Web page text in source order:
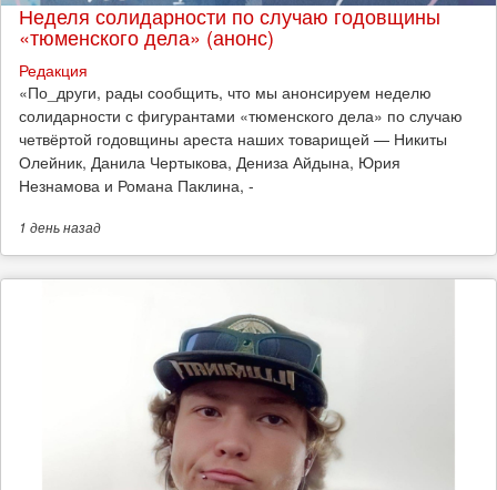
Неделя солидарности по случаю годовщины
«тюменского дела» (анонс)
Редакция
​«По_други, рады сообщить, что мы анонсируем неделю
солидарности с фигурантами «тюменского дела» по случаю
четвёртой годовщины ареста наших товарищей — Никиты
Олейник, Данила Чертыкова, Дениза Айдына, Юрия
Незнамова и Романа Паклина, -
1 деньназад